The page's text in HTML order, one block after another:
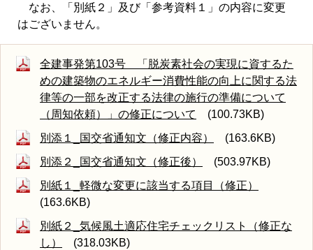
なお、「別紙２」及び「参考資料１」の内容に変更
はございません。
全建事発第103号 「脱炭素社会の実現に資するた
めの建築物のエネルギー消費性能の向上に関する法
律等の一部を改正する法律の施行の準備について
（周知依頼）」の修正について
(100.73KB)
別添１_国交省通知文（修正内容）
(163.6KB)
別添２_国交省通知文（修正後）
(503.97KB)
別紙１_軽微な変更に該当する項目（修正）
(163.6KB)
別紙２_気候風土適応住宅チェックリスト（修正な
し）
(318.03KB)